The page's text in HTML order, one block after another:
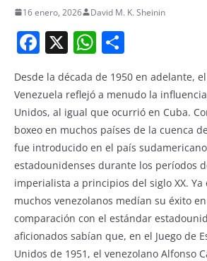
16 enero, 2026 David M. K. Sheinin
F
a
c
e
b
o
o
k
X W
h
at
s
A
p
p
ar
e
Desde la década de 1950 en adelante,
Venezuela reflejó a menudo la
Unidos, al igual que ocurrió en Cuba.
boxeo en muchos países de la cuenca
fue introducido en el país
estadounidenses durante los períodos
imperialista a principios del siglo XX. Ya
muchos venezolanos medían su éxito
comparación con el estándar
aficionados sabían que, en el Juego de
Unidos de 1951, el venezolano Alfonso